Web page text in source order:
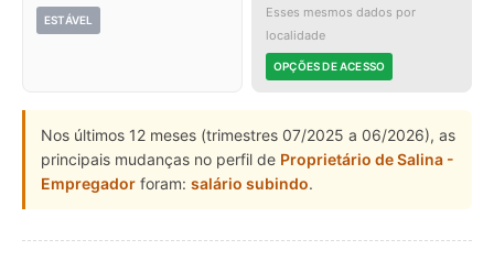
ESTÁVEL
Esses mesmos dados por
localidade
OPÇÕES DE ACESSO
Nos últimos 12 meses (trimestres 07/2025 a 06/2026), as
principais mudanças no perfil de Proprietário de Salina -
Empregador foram: salário subindo.